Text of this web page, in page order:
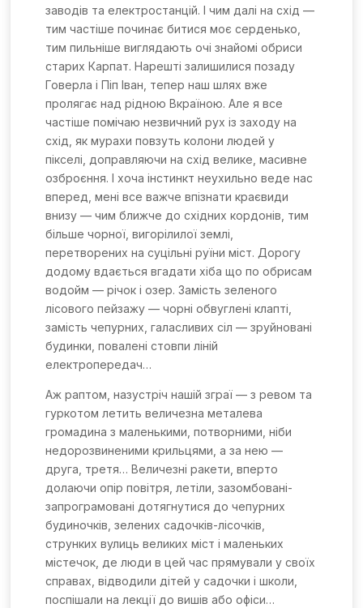
заводів та електростанцій. І чим далі на схід —
тим частіше починає битися моє серденько,
тим пильніше виглядають очі знайомі обриси
старих Карпат. Нарешті залишилися позаду
Говерла і Піп Іван, тепер наш шлях вже
пролягає над рідною Вкраїною. Але я все
частіше помічаю незвичний рух із заходу на
схід, як мурахи повзуть колони людей у
пікселі, доправляючи на схід велике, масивне
озброєння. І хоча інстинкт неухильно веде нас
вперед, мені все важче впізнати краєвиди
внизу —чим ближче до східних кордонів, тим
більше чорної, вигорілилої землі,
перетворених на суцільні руїни міст. Дорогу
додому вдається вгадати хіба що по обрисам
водойм —річок і озер. Замість зеленого
лісового пейзажу —чорні обвуглені клапті,
замість чепурних, галасливих сіл —зруйновані
будинки, повалені стовпи ліній
електропередач…
Аж раптом, назустріч нашій зграї —з ревом та
гуркотом летить величезна металева
громадина з маленькими, потворними, ніби
недорозвиненими крильцями, а за нею —
друга, третя… Величезні ракети, вперто
долаючи опір повітря, летіли, зазомбовані-
запрограмовані дотягнутися до чепурних
будиночків, зелених садочків-лісочків,
струнких вулиць великих міст і маленьких
містечок, де люди в цей час прямували у своїх
справах, відводили дітей у садочки і школи,
поспішали на лекції до вишів або офіси…